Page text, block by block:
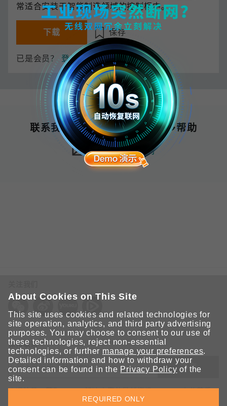
常适合安装于智能制造领域的控制柜中。
下载 保存
已是会员？ 登录 My Moxa
联系我们，为您的企业获得更多帮助
邮件联系我们
保持联系
提交
欢迎注册，获取 Moxa 解决方案的最新资讯。Moxa 充分尊重
您的隐私，绝不会透露您的邮箱信息。
About Cookies on This Site
This site uses cookies and related technologies for
site operation, analytics, and third party advertising
purposes. You may choose to consent to our use of
these technologies, reject non-essential
technologies, or further manage your preferences.
Detailed information and how to withdraw your
consent can be found in the Privacy Policy of the
site.
REQUIRED ONLY